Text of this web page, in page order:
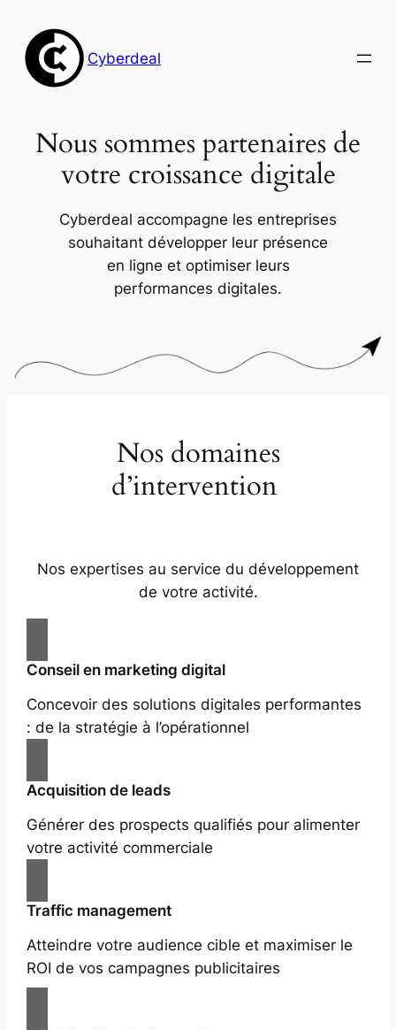
contenu
Cyberdeal
Nous sommes partenaires de
votre croissance digitale
Cyberdeal accompagne les entreprises
souhaitant développer leur présence
en ligne et optimiser leurs
performances digitales.
Nos domaines
d’intervention
Nos expertises au service du développement
de votre activité.
Conseil en marketing digital
Concevoir des solutions digitales performantes
: de la stratégie à l’opérationnel
Acquisition de leads
Générer des prospects qualifiés pour alimenter
votre activité commerciale
Traffic management
Atteindre votre audience cible et maximiser le
ROI de vos campagnes publicitaires